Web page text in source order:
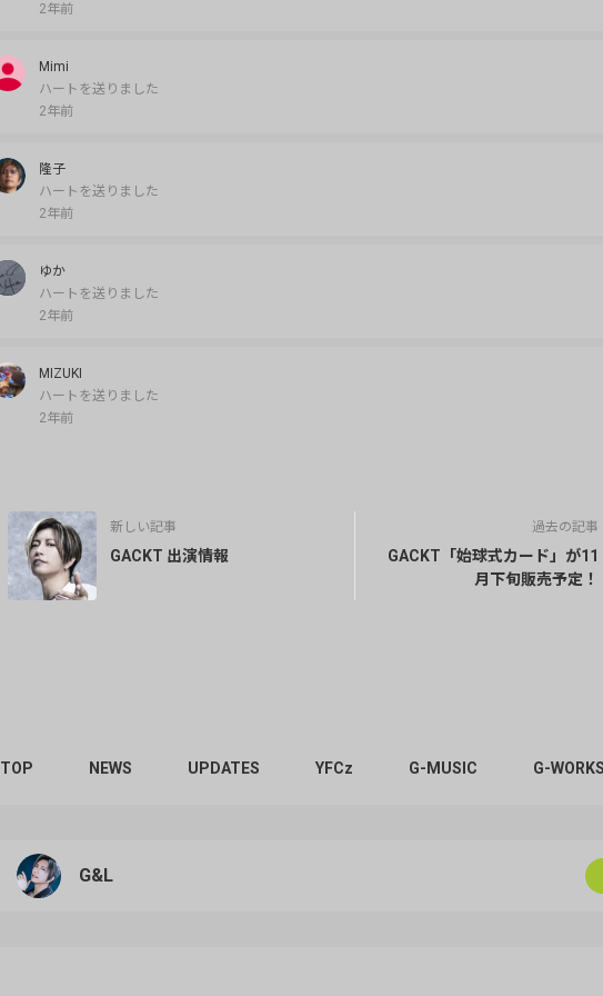
2年前
Mimi
ハートを送りました
2年前
隆子
ハートを送りました
2年前
ゆか
ハートを送りました
2年前
MIZUKI
ハートを送りました
2年前
新しい記事
GACKT 出演情報
過去の記事
GACKT「始球式カード」が11
月下旬販売予定！
TOP NEWS UPDATES YFCz G-MUSIC G-
G&L